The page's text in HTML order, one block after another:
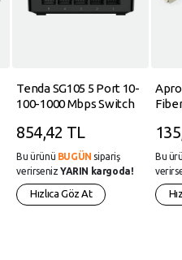
Tenda SG105 5 Port 10-
100-1000 Mbps Switch
854,42 TL
Bu ürünü BUGÜN sipariş
verirseniz YARIN kargoda!
Hızlıca Göz At
Bu